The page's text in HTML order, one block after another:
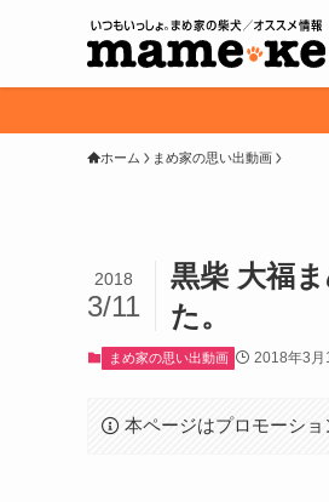
ホーム まめ家の思い出動画
黒柴 大福
た。
2018
3/11
まめ家の思い出動画 2018年3月
本ページはプロモーシ